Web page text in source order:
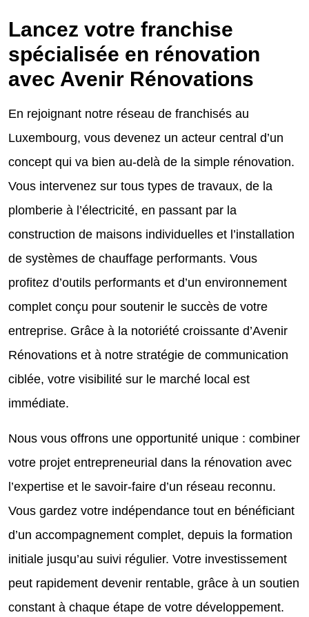
Lancez votre franchise
spécialisée en rénovation
avec Avenir Rénovations
En rejoignant notre réseau de franchisés au
Luxembourg, vous devenez un acteur central d’un
concept qui va bien au-delà de la simple rénovation.
Vous intervenez sur tous types de travaux, de la
plomberie à l’électricité, en passant par la
construction de maisons individuelles et l’installation
de systèmes de chauffage performants. Vous
profitez d’outils performants et d’un environnement
complet conçu pour soutenir le succès de votre
entreprise. Grâce à la notoriété croissante d’Avenir
Rénovations et à notre stratégie de communication
ciblée, votre visibilité sur le marché local est
immédiate.
Nous vous offrons une opportunité unique : combiner
votre projet entrepreneurial dans la rénovation avec
l’expertise et le savoir-faire d’un réseau reconnu.
Vous gardez votre indépendance tout en bénéficiant
d’un accompagnement complet, depuis la formation
initiale jusqu’au suivi régulier. Votre investissement
peut rapidement devenir rentable, grâce à un soutien
constant à chaque étape de votre développement.